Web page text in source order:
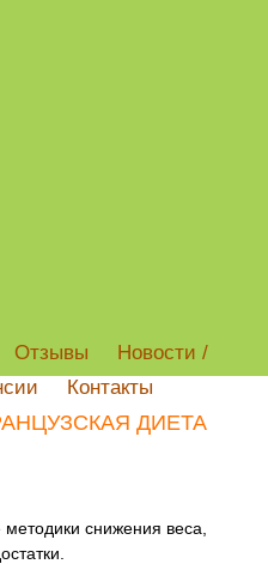
Отзывы
Новости /
Контакты
ДИЕТА
снижения веса,